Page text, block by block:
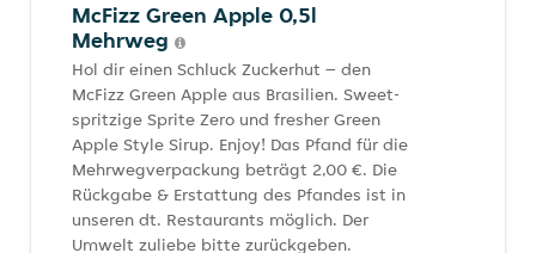
McFizz Green Apple 0,5l
Mehrweg
Hol dir einen Schluck Zuckerhut – den
McFizz Green Apple aus Brasilien. Sweet-
spritzige Sprite Zero und fresher Green
Apple Style Sirup. Enjoy! Das Pfand für die
Mehrwegverpackung beträgt 2,00 €. Die
Rückgabe & Erstattung des Pfandes ist in
unseren dt. Restaurants möglich. Der
Umwelt zuliebe bitte zurückgeben.